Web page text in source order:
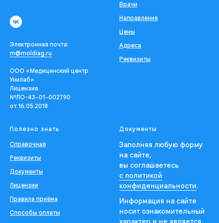
Электронная почта:
m@moldiag.ru
ООО «Медицинский центр
Унилаб»
Лицензия
№ЛО-43−01−002790
от 16.05.2018
Врачи
Направления
Цены
Адреса
Реквизиты
Полезно знать
Справочная
Реквизиты
Документы
Лицензии
Правила приёма
Способы оплаты
Документы
Заполняя любую форму
на сайте,
вы соглашаетесь
с политикой
конфиденциальности.
Информация на сайте
носит ознакомительный